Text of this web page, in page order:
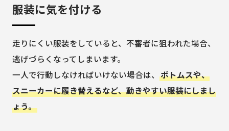
服装に気を付ける
走りにくい服装をしていると、不審者に狙われた場合、
逃げづらくなってしまいます。
一人で行動しなければいけない場合は、 ボトムスや、
スニーカーに履き替えるなど、動きやすい服装にしまし
ょう。